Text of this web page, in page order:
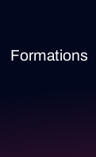
Formations